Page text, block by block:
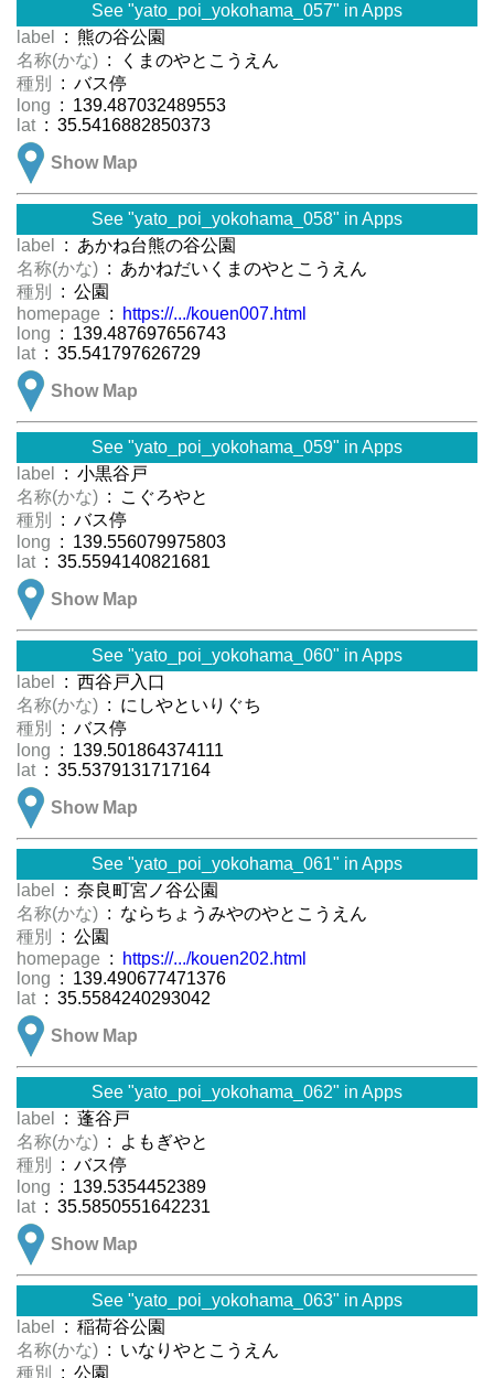
See "yato_poi_yokohama_057" in Apps
label
: 熊の谷公園
名称(かな) : くまのやとこうえん
種別
: バス停
long : 139.487032489553
lat : 35.5416882850373
Show Map
See "yato_poi_yokohama_058" in Apps
label
: あかね台熊の谷公園
名称(かな) : あかねだいくまのやとこうえん
種別
: 公園
homepage :
https://.../kouen007.html
long : 139.487697656743
lat : 35.541797626729
Show Map
See "yato_poi_yokohama_059" in Apps
label
: 小黒谷戸
名称(かな) : こぐろやと
種別
: バス停
long : 139.556079975803
lat : 35.5594140821681
Show Map
See "yato_poi_yokohama_060" in Apps
label
: 西谷戸入口
名称(かな) : にしやといりぐち
種別
: バス停
long : 139.501864374111
lat : 35.5379131717164
Show Map
See "yato_poi_yokohama_061" in Apps
label
: 奈良町宮ノ谷公園
名称(かな) : ならちょうみやのやとこうえん
種別
: 公園
homepage :
https://.../kouen202.html
long : 139.490677471376
lat : 35.5584240293042
Show Map
See "yato_poi_yokohama_062" in Apps
label
: 蓬谷戸
名称(かな) : よもぎやと
種別
: バス停
long : 139.5354452389
lat : 35.5850551642231
Show Map
See "yato_poi_yokohama_063" in Apps
label
: 稲荷谷公園
名称(かな) : いなりやとこうえん
種別
: 公園